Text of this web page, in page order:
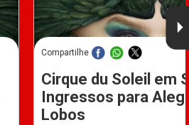
Compartilhe
Cirque du Soleil em
Ingressos para
Lobos